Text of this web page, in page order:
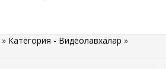
» Категория - Видеолавхалар »